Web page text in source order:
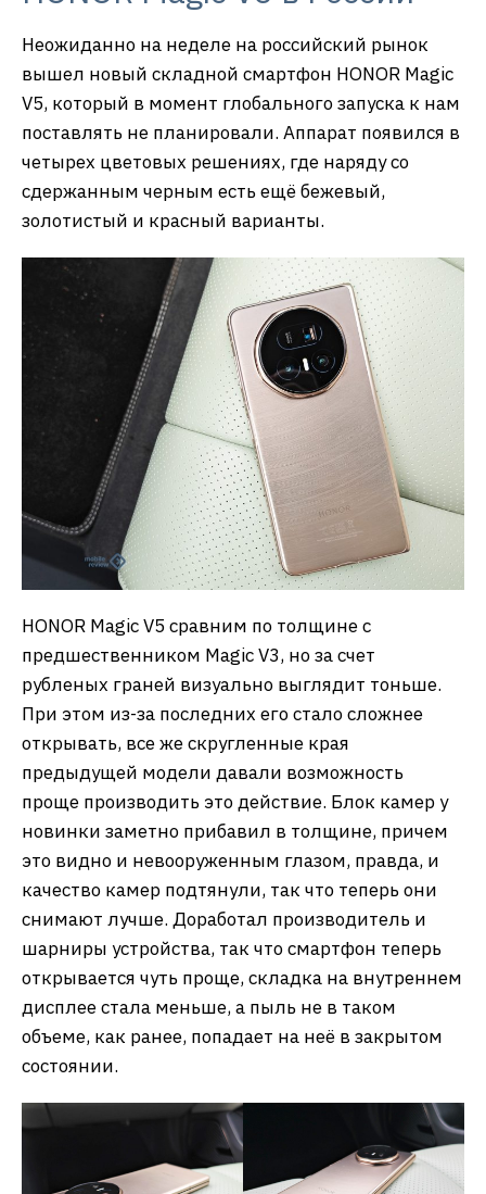
Неожиданно на неделе на российский рынок
вышел новый складной смартфон HONOR Magic
V5, который в момент глобального запуска к нам
поставлять не планировали. Аппарат появился в
четырех цветовых решениях, где наряду со
сдержанным черным есть ещё бежевый,
золотистый и красный варианты.
HONOR Magic V5 сравним по толщине с
предшественником Magic V3, но за счет
рубленых граней визуально выглядит тоньше.
При этом из-за последних его стало сложнее
открывать, все же скругленные края
предыдущей модели давали возможность
проще производить это действие. Блок камер у
новинки заметно прибавил в толщине, причем
это видно и невооруженным глазом, правда, и
качество камер подтянули, так что теперь они
снимают лучше. Доработал производитель и
шарниры устройства, так что смартфон теперь
открывается чуть проще, складка на внутреннем
дисплее стала меньше, а пыль не в таком
объеме, как ранее, попадает на неё в закрытом
состоянии.